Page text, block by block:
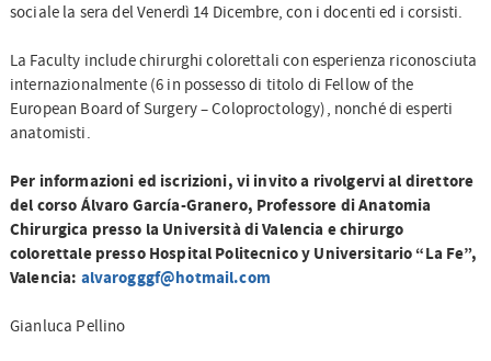
sociale la sera del Venerdì 14 Dicembre, con i docenti ed i corsisti.
La Faculty include chirurghi colorettali con esperienza riconosciuta
internazionalmente (6 in possesso di titolo di Fellow of the
European Board of Surgery – Coloproctology), nonché di esperti
anatomisti.
Per informazioni ed iscrizioni, vi invito a rivolgervi al direttore
del corso Álvaro García-Granero, Professore di Anatomia
Chirurgica presso la Università di Valencia e chirurgo
colorettale presso Hospital Politecnico y Universitario “La Fe”,
Valencia: alvarogggf@hotmail.com
Gianluca Pellino